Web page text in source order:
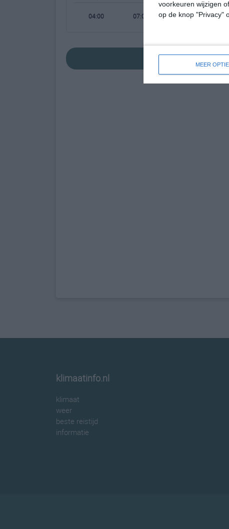
voorkeuren wijzigen
op de knop "Privacy"
MEER
04:00 07:00 10:00
bekijk de
klimaatinfo.nl
klimaat
weer
beste reistijd
informatie